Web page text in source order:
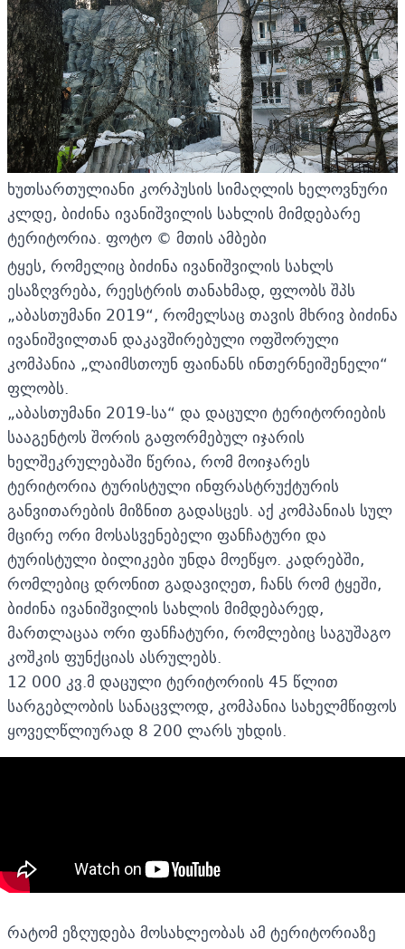
ხუთსართულიანი კორპუსის სიმაღლის ხელოვნური
კლდე, ბიძინა ივანიშვილის სახლის მიმდებარე
ტერიტორია. ფოტო © მთის ამბები
ტყეს, რომელიც ბიძინა ივანიშვილის სახლს
ესაზღვრება, რეესტრის თანახმად, ფლობს შპს
„აბასთუმანი 2019“, რომელსაც თავის მხრივ ბიძინა
ივანიშვილთან დაკავშირებული ოფშორული
კომპანია „ლაიმსთოუნ ფაინანს ინთერნეიშენელი“
ფლობს.
„აბასთუმანი 2019-სა“ და დაცული ტერიტორიების
სააგენტოს შორის გაფორმებულ იჯარის
ხელშეკრულებაში წერია, რომ მოიჯარეს
ტერიტორია ტურისტული ინფრასტრუქტურის
განვითარების მიზნით გადასცეს. აქ კომპანიას სულ
მცირე ორი მოსასვენებელი ფანჩატური და
ტურისტული ბილიკები უნდა მოეწყო. კადრებში,
რომლებიც დრონით გადავიღეთ, ჩანს რომ ტყეში,
ბიძინა ივანიშვილის სახლის მიმდებარედ,
მართლაცაა ორი ფანჩატური, რომლებიც საგუშაგო
კოშკის ფუნქციას ასრულებს.
12 000 კვ.მ დაცული ტერიტორიის 45 წლით
სარგებლობის სანაცვლოდ, კომპანია სახელმწიფოს
ყოველწლიურად 8 200 ლარს უხდის.
რატომ ეზღუდება მოსახლეობას ამ ტერიტორიაზე